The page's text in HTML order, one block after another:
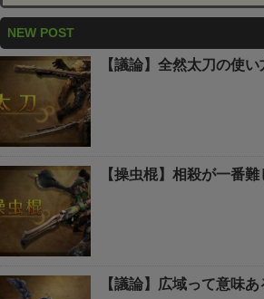
NEW POST
【議論】全然太刀の使
【操虫棍】相殺が一番
【議論】広域って意味あ